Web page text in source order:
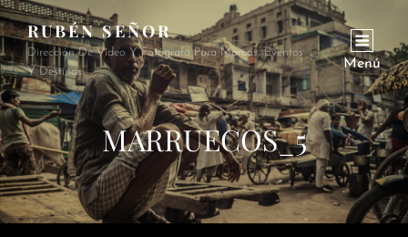
RUBÉN SEÑOR
Dirección De Vídeo Y Fotógrafo Para Marcas, Eventos
Y Destinos
Menú
MARRUECOS_5